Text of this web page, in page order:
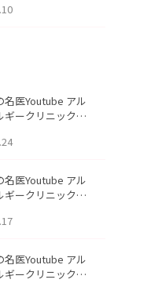
名医Youtube アル
ギークリニック札
｜医師が教える
しました。
名医Youtube アル
ギークリニック札
ムは効く？向いて
開いたしました。
名医Youtube アル
ギークリニック札